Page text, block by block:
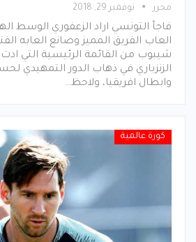
محرر نوفمبر 29, 2018
فاجأ التونسي اراد الزعفوري الوسط
العاب الفريق المميز وصانع العابه
شيبوب من القائمة الرئيسية التي
الزنزباري في ذهاب الدور التمهيدي
وابطال افريقيا، ولاحظ…
كورة عالمية